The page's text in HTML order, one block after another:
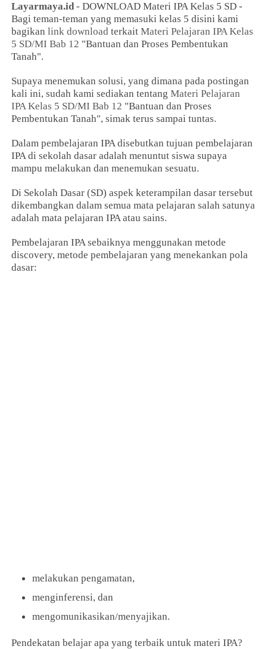
Layarmaya.id- DOWNLOAD Materi IPA Kelas 5 SD -
Bagi teman-teman yang memasuki kelas 5 disini kami
bagikanlink download terkaitMateri Pelajaran IPA Kelas
5 SD/MI Bab 12 "Bantuan dan Proses Pembentukan
Tanah".
Supaya menemukan solusi, yang dimana pada postingan
kali ini, sudah kami sediakan tentangMateri Pelajaran
IPA Kelas 5 SD/MI Bab 12 "Bantuan dan Proses
Pembentukan Tanah", simak terus sampai tuntas.
Dalam pembelajaran IPA disebutkan tujuan pembelajaran
IPA di sekolah dasar adalah menuntut siswa supaya
mampu melakukan dan menemukan sesuatu.
Di Sekolah Dasar (SD) aspek keterampilan dasar tersebut
dikembangkan dalam semua mata pelajaran salah satunya
adalah mata pelajaran IPA atau sains.
Pembelajaran IPA sebaiknya menggunakan metode
discovery, metode pembelajaran yang menekankan pola
dasar:
melakukan pengamatan,
menginferensi, dan
mengomunikasikan/menyajikan.
Pendekatan belajar apa yang terbaik untuk materi IPA?